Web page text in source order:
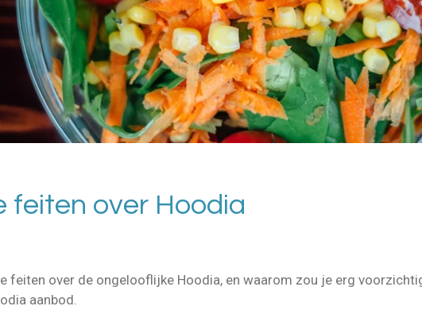
feiten over Hoodia
feiten over de ongelooflijke Hoodia, en waarom zou je erg
aanbod.